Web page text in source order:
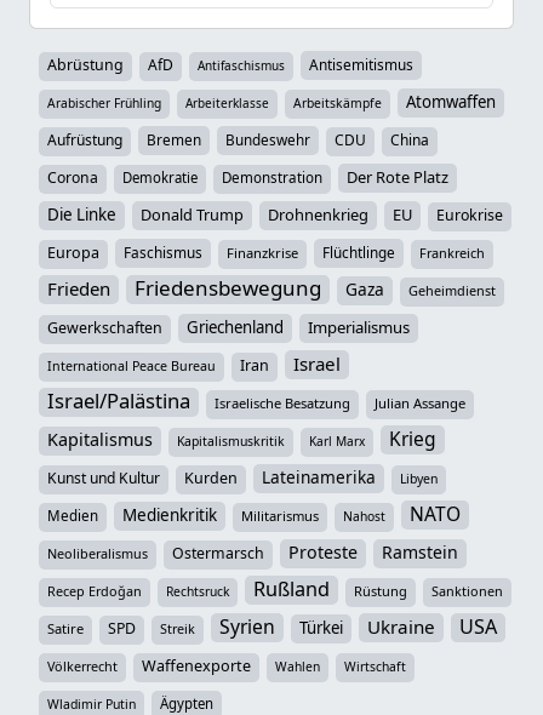
Abrüstung AfD Antifaschismus Antisemitismus
Arabischer Frühling Arbeiterklasse Arbeitskämpfe Atomwaffen
Aufrüstung Bremen Bundeswehr CDU
China
Corona
Demokratie Demonstration
Der Rote Platz
Die Linke
Donald Trump Drohnenkrieg EU
Eurokrise
Europa
Faschismus Finanzkrise Flüchtlinge Frankreich
Frieden Friedensbewegung Gaza Geheimdienst
Gewerkschaften Griechenland Imperialismus
International Peace Bureau Iran Israel
Israel/Palästina Israelische Besatzung Julian Assange
Kapitalismus Kapitalismuskritik Karl Marx Krieg
Kunst und Kultur Kurden Lateinamerika Libyen
Medien Medienkritik Militarismus Nahost NATO
Neoliberalismus Ostermarsch Proteste Ramstein
Recep Erdoğan Rechtsruck Rußland Rüstung Sanktionen
Satire SPD Streik Syrien Türkei Ukraine USA
Völkerrecht Waffenexporte Wahlen Wirtschaft
Wladimir Putin Ägypten